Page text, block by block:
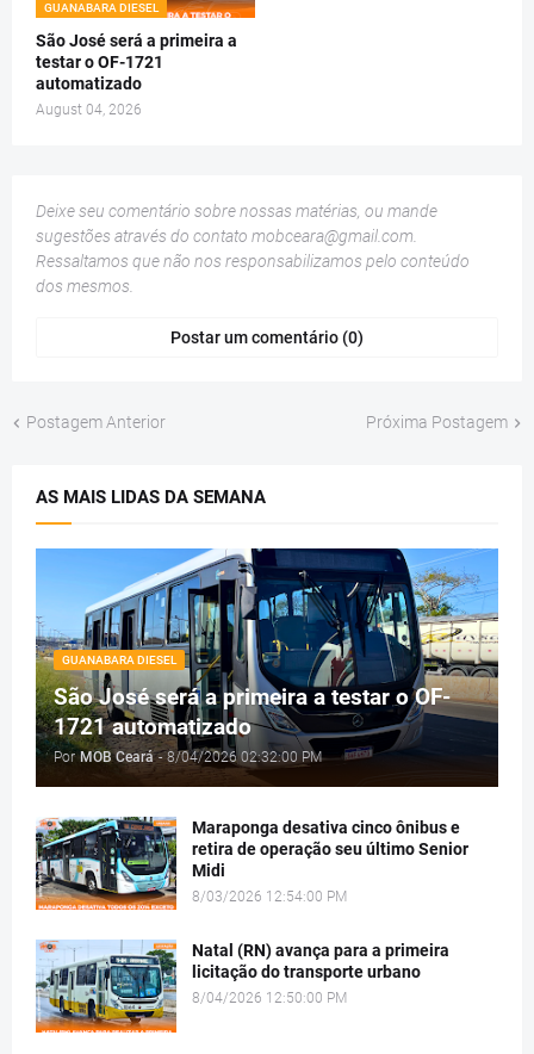
GUANABARA DIESEL
São José será a primeira a
testar o OF-1721
automatizado
August 04, 2026
Deixe seu comentário sobre nossas matérias, ou mande
sugestões através do contato mobceara@gmail.com
Ressaltamos que não nos responsabilizamos pelo conteúdo
dos mesmos.
Postar um comentário (0)
Postagem Anterior Próxima Postagem
AS MAIS LIDAS DA SEMANA
GUANABARA DIESEL
São José será a primeira a testar o OF-
1721 automatizado
Por MOB Ceará - 8/04/2026 02:32:00 PM
Maraponga desativa cinco ônibus e
retira de operação seu último Senior
Midi
8/03/2026 12:54:00 PM
Natal (RN) avança para a primeira
licitação do transporte urbano
8/04/2026 12:50:00 PM